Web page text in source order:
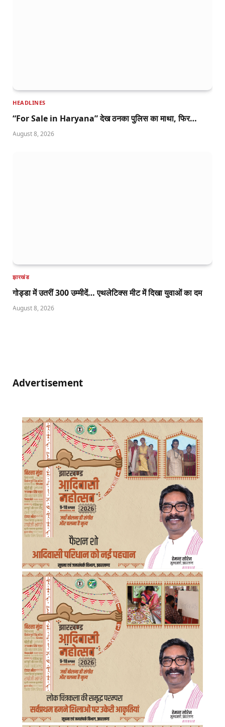
HEADLINES
“For Sale in Haryana” देख ठनका पुलिस का माथा, फिर…
August 8, 2026
झारखंड
गोड्डा में उतरीं 300 उम्मीदें… एथलेटिक्स मीट में दिखा युवाओं का दम
August 8, 2026
Advertisement